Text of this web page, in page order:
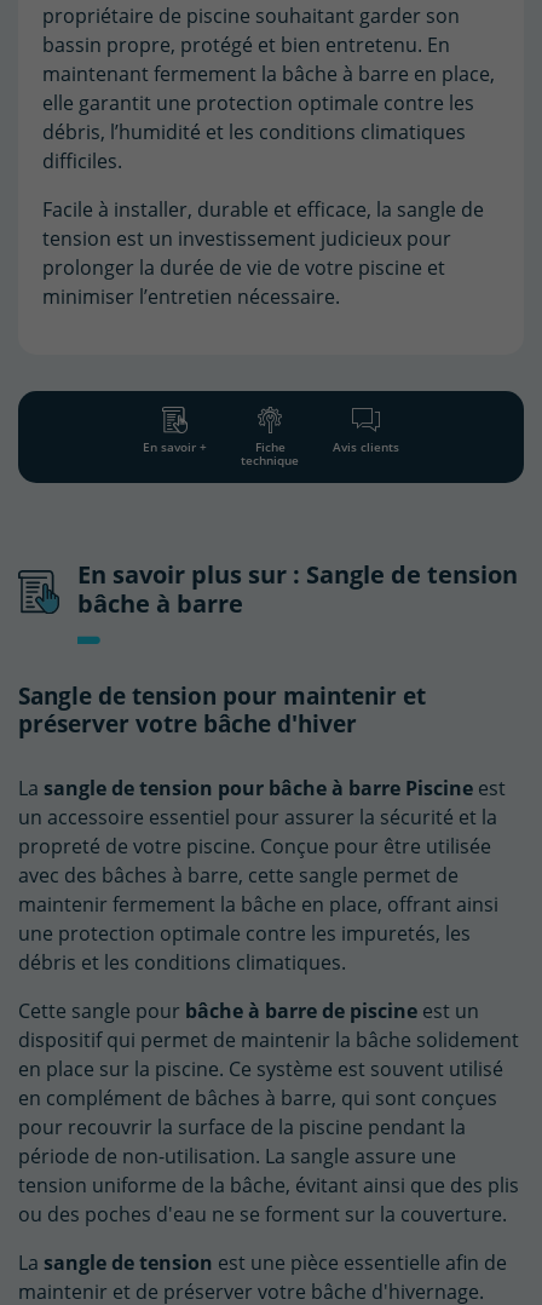
propriétaire de piscine souhaitant garder son
bassin propre, protégé et bien entretenu. En
maintenant fermement la bâche à barre en place,
elle garantit une protection optimale contre les
débris, l’humidité et les conditions climatiques
difficiles.
Facile à installer, durable et efficace, la sangle de
tension est un investissement judicieux pour
prolonger la durée de vie de votre piscine et
minimiser l’entretien nécessaire.
En savoir + Fiche
technique
Avis clients
En savoir plus sur : Sangle de tension
bâche à barre
Sangle de tension pour maintenir et
préserver votre bâche d'hiver
La sangle de tension pour bâche à barre Piscine est
un accessoire essentiel pour assurer la sécurité et la
propreté de votre piscine. Conçue pour être utilisée
avec des bâches à barre, cette sangle permet de
maintenir fermement la bâche en place, offrant ainsi
une protection optimale contre les impuretés, les
débris et les conditions climatiques.
Cette sangle pour bâche à barre de piscine est un
dispositif qui permet de maintenir la bâche solidement
en place sur la piscine. Ce système est souvent utilisé
en complément de bâches à barre, qui sont conçues
pour recouvrir la surface de la piscine pendant la
période de non-utilisation. La sangle assure une
tension uniforme de la bâche, évitant ainsi que des plis
ou des poches d'eau ne se forment sur la couverture.
La sangle de tension est une pièce essentielle afin de
maintenir et de préserver votre bâche d'hivernage.